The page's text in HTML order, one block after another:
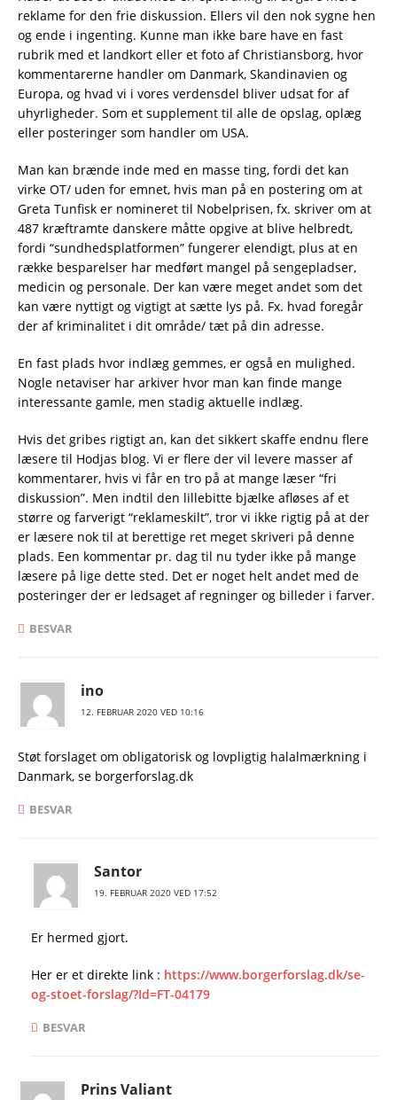
reklame for den frie diskussion. Ellers vil den nok sygne hen
og ende i ingenting. Kunne man ikke bare have en fast
rubrik med et landkort eller et foto af Christiansborg, hvor
kommentarerne handler om Danmark, Skandinavien og
Europa, og hvad vi i vores verdensdel bliver udsat for af
uhyrligheder. Som et supplement til alle de opslag, oplæg
eller posteringer som handler om USA.
Man kan brænde inde med en masse ting, fordi det kan
virke OT/ uden for emnet, hvis man på en postering om at
Greta Tunfisk er nomineret til Nobelprisen, fx. skriver om at
487 kræftramte danskere måtte opgive at blive helbredt,
fordi “sundhedsplatformen” fungerer elendigt, plus at en
række besparelser har medført mangel på sengepladser,
medicin og personale. Der kan være meget andet som det
kan være nyttigt og vigtigt at sætte lys på. Fx. hvad foregår
der af kriminalitet i dit område/ tæt på din adresse.
En fast plads hvor indlæg gemmes, er også en mulighed.
Nogle netaviser har arkiver hvor man kan finde mange
interessante gamle, men stadig aktuelle indlæg.
Hvis det gribes rigtigt an, kan det sikkert skaffe endnu flere
læsere til Hodjas blog. Vi er flere der vil levere masser af
kommentarer, hvis vi får en tro på at mange læser “fri
diskussion”. Men indtil den lillebitte bjælke afløses af et
større og farverigt “reklameskilt”, tror vi ikke rigtig på at der
er læsere nok til at berettige ret meget skriveri på denne
plads. Een kommentar pr. dag til nu tyder ikke på mange
læsere på lige dette sted. Det er noget helt andet med de
posteringer der er ledsaget af regninger og billeder i farver.
BESVAR
ino
12. FEBRUAR 2020 VED 10:16
Støt forslaget om obligatorisk og lovpligtig halalmærkning i
Danmark, se borgerforslag.dk
BESVAR
Santor
19. FEBRUAR 2020 VED 17:52
Er hermed gjort.
Her er et direkte link : https://www.borgerforslag.dk/se-
og-stoet-forslag/?Id=FT-04179
BESVAR
Prins Valiant